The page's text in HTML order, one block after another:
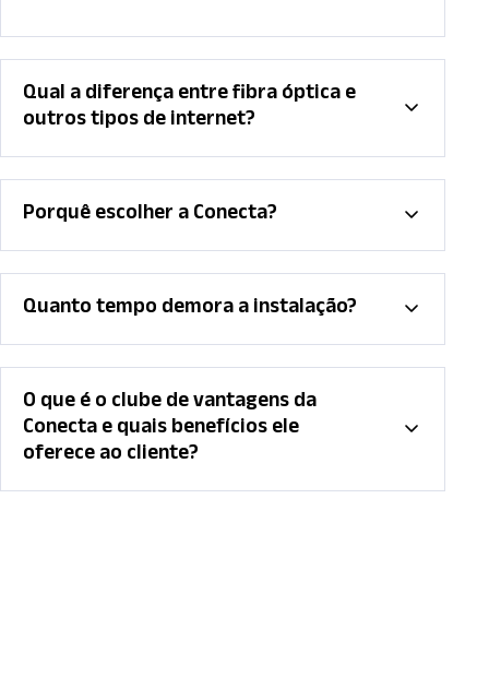
Qual a diferença entre fibra óptica e
outros tipos de internet?
Porquê escolher a Conecta?
Quanto tempo demora a instalação?
O que é o clube de vantagens da
Conecta e quais benefícios ele
oferece ao cliente?